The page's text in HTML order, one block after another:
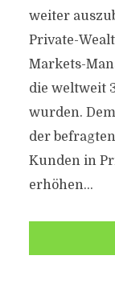
weiter
Private-
Markets-
die weltweit
wurden.
der
Kunden in
erhöhen...